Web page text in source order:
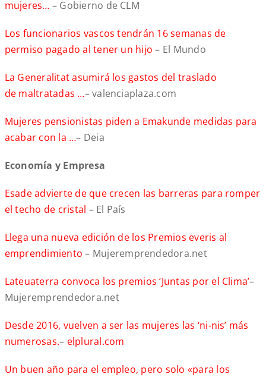
mujeres… – Gobierno de CLM
Los funcionarios vascos tendrán 16 semanas de
permiso pagado al tener un hijo – El Mundo
La Generalitat asumirá los gastos del traslado
de maltratadas …– valenciaplaza.com
Mujeres pensionistas piden a Emakunde medidas para
acabar con la …– Deia
Economía y Empresa
Esade advierte de que crecen las barreras para romper
el techo de cristal – El País
Llega una nueva edición de los Premios everis al
emprendimiento – Mujeremprendedora.net
Lateuaterra convoca los premios ‘Juntas por el Clima’–
Mujeremprendedora.net
Desde 2016, vuelven a ser las mujeres las ‘ni-nis’ más
numerosas.– elplural.com
Un buen año para el empleo, pero solo «para los